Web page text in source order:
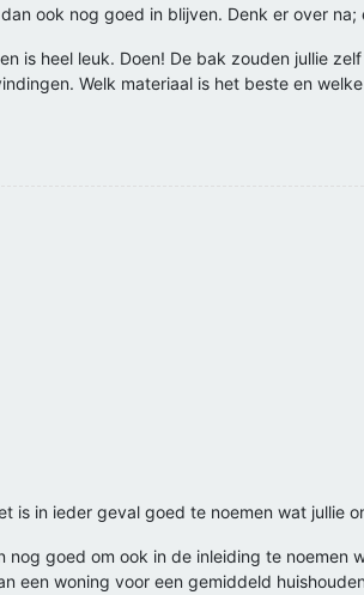
ook nog goed in blijven. Denk er over
is heel leuk. Doen! De bak zouden jullie
Welk materiaal is het beste en
is in ieder geval goed te noemen wat jullie
goed om ook in de inleiding te noemen
een woning voor een gemiddeld huishouden